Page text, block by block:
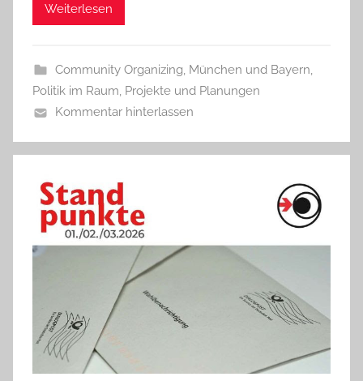
Weiterlesen
Community Organizing, München und Bayern,
Politik im Raum, Projekte und Planungen
Kommentar hinterlassen